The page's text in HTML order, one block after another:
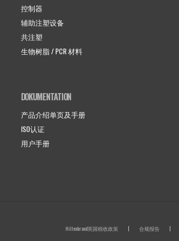
控制器
辅助注塑设备
共注塑
生物树脂 / PCR 材料
DOKUMENTATION
产品介绍单页及手册
ISO认证
用户手册
FOOTER MENU
Hillenbrand英国税收政策 合规报告